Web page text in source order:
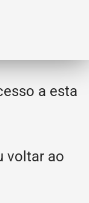
a esta
voltar ao